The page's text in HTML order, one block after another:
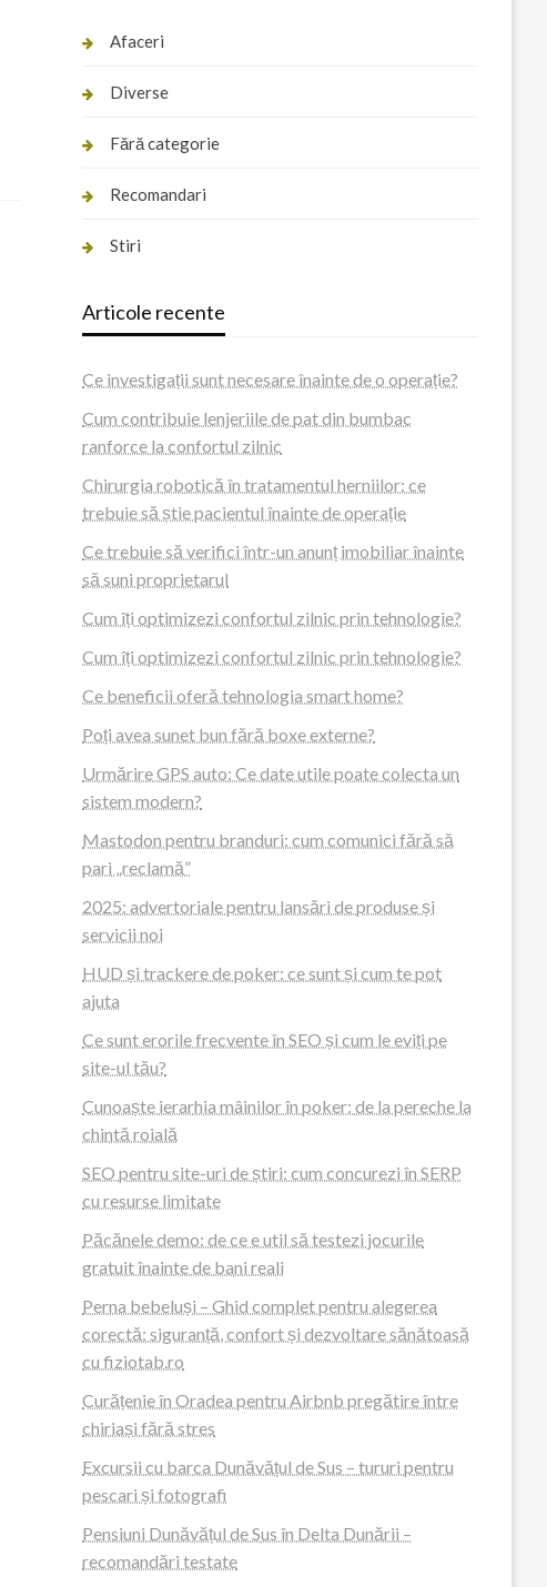
Afaceri
Diverse
Fără categorie
Recomandari
Stiri
Articole recente
Ce investigații sunt necesare înainte de o operație?
Cum contribuie lenjeriile de pat din bumbac
ranforce la confortul zilnic
Chirurgia robotică în tratamentul herniilor: ce
trebuie să știe pacientul înainte de operație
Ce trebuie să verifici într-un anunț imobiliar înainte
să suni proprietarul
Cum îți optimizezi confortul zilnic prin tehnologie?
Cum îți optimizezi confortul zilnic prin tehnologie?
Ce beneficii oferă tehnologia smart home?
Poți avea sunet bun fără boxe externe?
Urmărire GPS auto: Ce date utile poate colecta un
sistem modern?
Mastodon pentru branduri: cum comunici fără să
pari „reclamă”
2025: advertoriale pentru lansări de produse și
servicii noi
HUD și trackere de poker: ce sunt și cum te pot
ajuta
Ce sunt erorile frecvente în SEO și cum le eviți pe
site-ul tău?
Cunoaște ierarhia mâinilor în poker: de la pereche la
chintă roială
SEO pentru site-uri de știri: cum concurezi în SERP
cu resurse limitate
Păcănele demo: de ce e util să testezi jocurile
gratuit înainte de bani reali
Perna bebeluși – Ghid complet pentru alegerea
corectă: siguranță, confort și dezvoltare sănătoasă
cu fiziotab.ro
Curățenie în Oradea pentru Airbnb pregătire între
chiriași fără stres
Excursii cu barca Dunăvățul de Sus – tururi pentru
pescari și fotografi
Pensiuni Dunăvățul de Sus în Delta Dunării –
recomandări testate